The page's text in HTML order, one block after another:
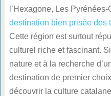
l’Hexagone, Les
destination bien prisée des
Cette région est surtout
culturel riche et fascinant.
nature et à la recherche
destination de premier
découvrir la culture